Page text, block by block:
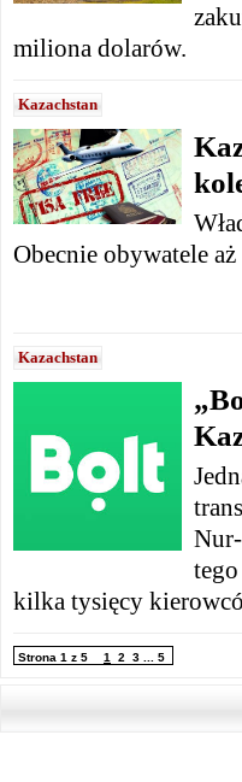
miliona dolarów.
Kazachstan
Obecnie obywatele
Kazachstan
kilka tysięcy
Strona 1 z 5 1 2 3 5